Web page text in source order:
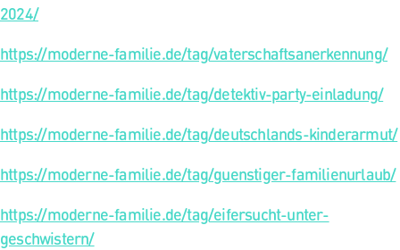
2024/
https://moderne-familie.de/tag/vaterschaftsanerkennung/
https://moderne-familie.de/tag/detektiv-party-einladung/
https://moderne-familie.de/tag/deutschlands-kinderarmut/
https://moderne-familie.de/tag/guenstiger-familienurlaub/
https://moderne-familie.de/tag/eifersucht-unter-
geschwistern/